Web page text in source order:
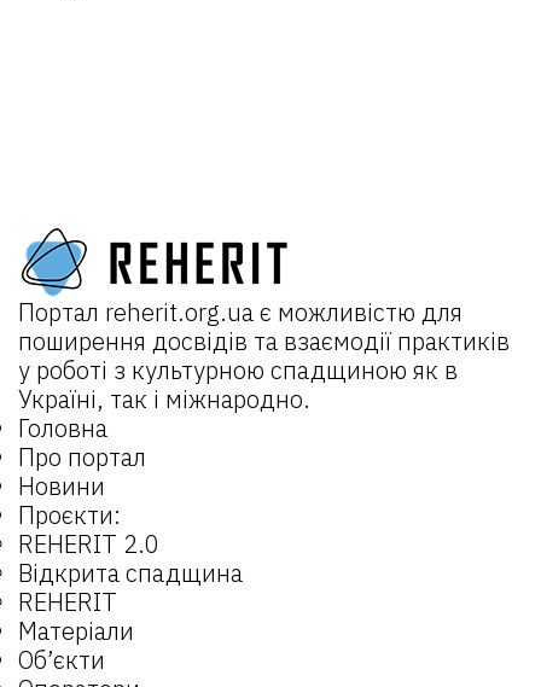
Портал reherit.org.uaє можливістю для
поширення досвідів та взаємодії практиків
у роботі з культурною спадщиною як в
Україні, так і міжнародно.
Головна
Про портал
Новини
Проєкти:
REHERIT 2.0
Відкрита спадщина
REHERIT
Матеріали
Об’єкти